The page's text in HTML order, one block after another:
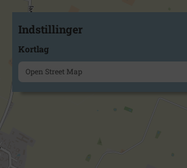
Indstillinger
Kortlag
Open Street Map